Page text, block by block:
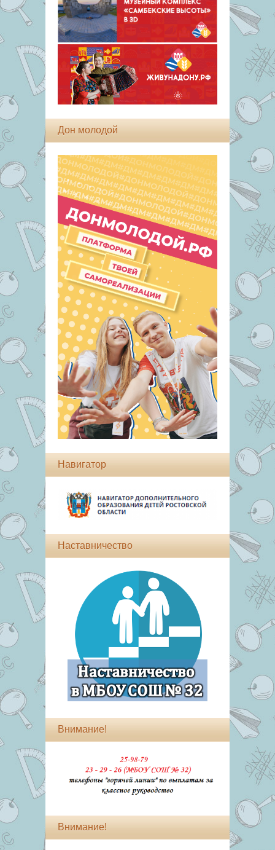
Дон молодой
Навигатор
Наставничество
Внимание!
Внимание!